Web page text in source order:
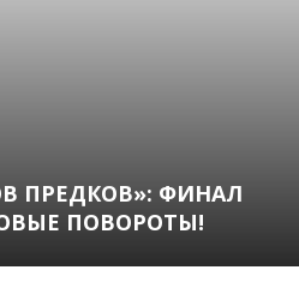
ПРЕДКОВ»: ФИНАЛ
ПОВОРОТЫ!